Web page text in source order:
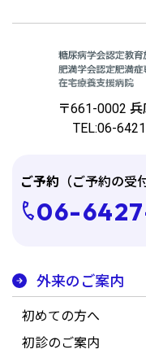
〒661-0002
TEL:06-
ご予約 （ご予約の受
06-
外来のご案内
初めての方へ
初診のご案内